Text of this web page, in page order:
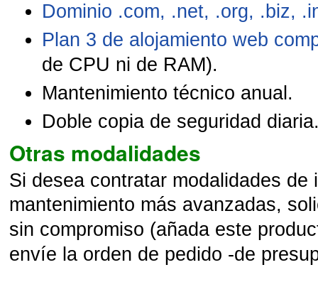
Dominio .com, .net, .org, .biz,
Plan 3 de alojamiento web
de CPU ni de RAM).
Mantenimiento técnico anual.
Doble copia de seguridad
Otras modalidades
Si desea contratar modalidades de
mantenimiento más avanzadas,
sin compromiso (añada este
envíe la orden de pedido -de